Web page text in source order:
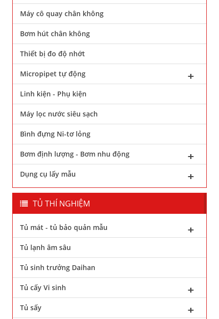
Máy cô quay chân không
Bơm hút chân không
Thiết bị đo độ nhớt
Micropipet tự động
Linh kiện - Phụ kiện
Máy lọc nước siêu sạch
Bình đựng Ni-tơ lỏng
Bơm định lượng - Bơm nhu động
Dụng cụ lấy mẫu
TỦ THÍ NGHIỆM
Tủ mát - tủ bảo quản mẫu
Tủ lạnh âm sâu
Tủ sinh trưởng Daihan
Tủ cấy Vi sinh
Tủ sấy